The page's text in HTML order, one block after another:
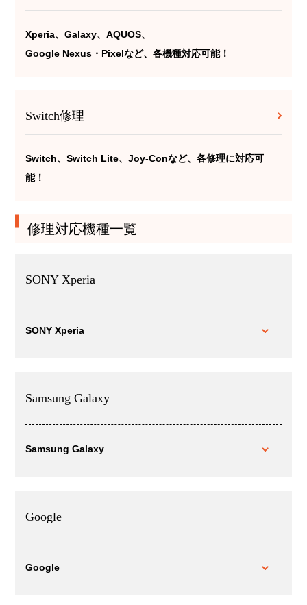
Xperia、Galaxy、AQUOS、
Google Nexus・Pixelなど、各機種対応可能！
Switch修理
Switch、Switch Lite、Joy-Conなど、各修理に対応可
能！
修理対応機種一覧
SONY Xperia
SONY Xperia
Samsung Galaxy
Samsung Galaxy
Google
Google